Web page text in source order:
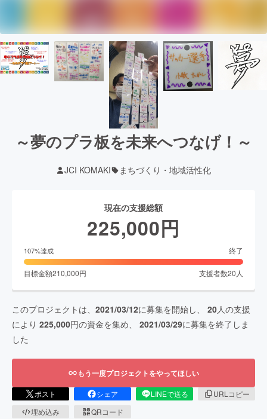
～夢のプラ板を未来へつなげ！～
JCI KOMAKI まちづくり・地域活性化
現在の支援総額
225,000円
107%達成 終了
目標金額210,000円 支援者数20 人
このプロジェクトは、 2021/03/12に募集を開始し、 20人の支援
により 225,000円の資金を集め、 2021/03/29に募集を終了しま
した
もう一度プロジェクトをやってほしい
ポスト シェア LINEで送る
URLコピー
埋め込み
QRコード